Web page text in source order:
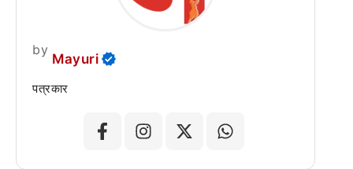
by
Mayuri
पत्रकार